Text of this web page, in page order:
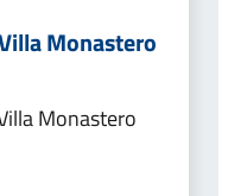
Monastero
Monastero